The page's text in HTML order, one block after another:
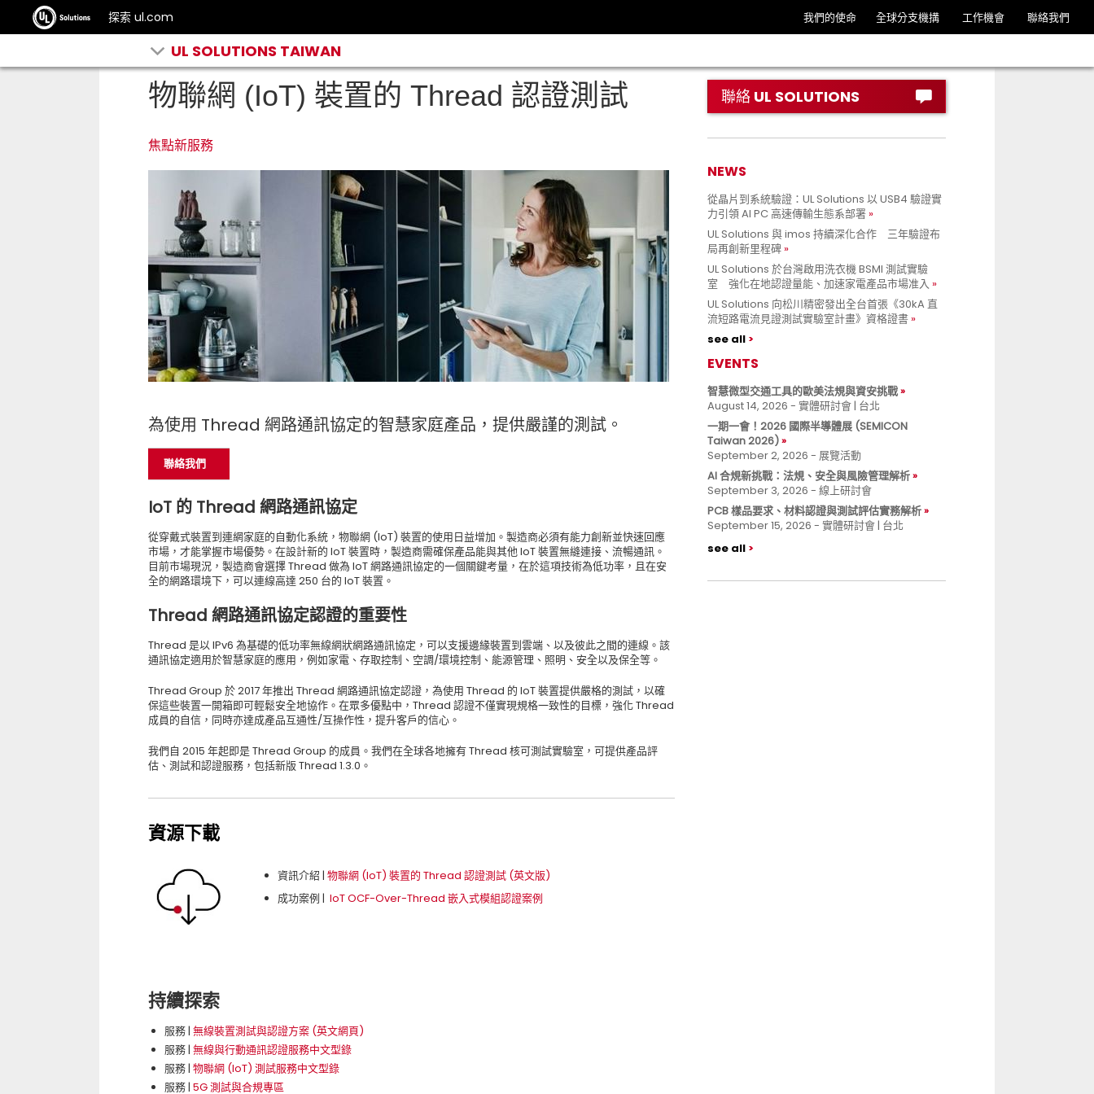
探索 ul.com 我們的使命 全球分支機搆 工作機會 聯絡我們
UL SOLUTIONS TAIWAN
物聯網 (IoT) 裝置的 Thread 認證測試
焦點新服務
為使用 Thread 網路通訊協定的智慧家庭產品，提供嚴謹的測試。
聯絡我們
IoT 的 Thread 網路通訊協定
從穿戴式裝置到連網家庭的自動化系統，物聯網 (IoT) 裝置的使用日益增加。製造商必須有能力創新並快速回應
市場，才能掌握市場優勢。在設計新的 IoT 裝置時，製造商需確保產品能與其他 IoT 裝置無縫連接、流暢通訊。
目前市場現況，製造商會選擇 Thread 做為 IoT 網路通訊協定的一個關鍵考量，在於這項技術為低功率，且在安
全的網路環境下，可以連線高達 250 台的 IoT 裝置。
Thread 網路通訊協定認證的重要性
Thread 是以 IPv6 為基礎的低功率無線網狀網路通訊協定，可以支援邊緣裝置到雲端、以及彼此之間的連線。該
通訊協定適用於智慧家庭的應用，例如家電、存取控制、空調/環境控制、能源管理、照明、安全以及保全等。
Thread Group 於 2017 年推出 Thread 網路通訊協定認證，為使用 Thread 的 IoT 裝置提供嚴格的測試，以確
保這些裝置一開箱即可輕鬆安全地協作。在眾多優點中，Thread 認證不僅實現規格一致性的目標，強化 Thread
成員的自信，同時亦達成產品互通性/互操作性，提升客戶的信心。
我們自 2015 年起即是 Thread Group 的成員。我們在全球各地擁有 Thread 核可測試實驗室，可提供產品評
估、測試和認證服務，包括新版 Thread 1.3.0。
資源下載
資訊介紹 | 物聯網 (IoT) 裝置的 Thread 認證測試 (英文版)
成功案例 | IoT OCF-Over-Thread 嵌入式模組認證案例
持續探索
服務 | 無線裝置測試與認證方案 (英文網頁)
服務 | 無線與行動通訊認證服務中文型錄
服務 | 物聯網 (IoT) 測試服務中文型錄
服務 | 5G 測試與合規專區
聯絡 UL SOLUTIONS
NEWS
從晶片到系統驗證：UL Solutions 以 USB4 驗證實
力引領 AI PC 高速傳輸生態系部署
UL Solutions 與 imos 持續深化合作 三年驗證布
局再創新里程碑
UL Solutions 於台灣啟用洗衣機 BSMI 測試實驗
室 強化在地認證量能、加速家電產品市場准入
UL Solutions 向松川精密發出全台首張《30kA 直
流短路電流見證測試實驗室計畫》資格證書
see all
EVENTS
智慧微型交通工具的歐美法規與資安挑戰
August 14, 2026 - 實體研討會 | 台北
一期一會！2026 國際半導體展 (SEMICON
Taiwan 2026)
September 2, 2026 - 展覽活動
AI 合規新挑戰：法規、安全與風險管理解析
September 3, 2026 - 線上研討會
PCB 樣品要求、材料認證與測試評估實務解析
September 15, 2026 - 實體研討會 | 台北
see all